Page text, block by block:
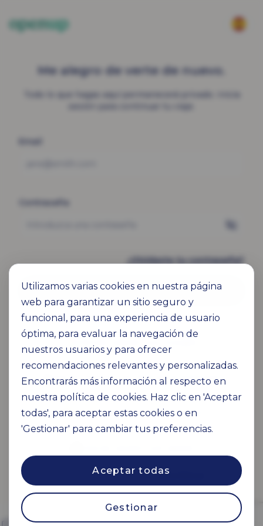
Utilizamos varias cookies en nuestra página
web para garantizar un sitio seguro y
funcional, para una experiencia de usuario
óptima, para evaluar la navegación de
nuestros usuarios y para ofrecer
recomendaciones relevantes y personalizadas.
Encontrarás más información al respecto en
nuestra política de cookies. Haz clic en 'Aceptar
todas', para aceptar estas cookies o en
'Gestionar' para cambiar tus preferencias.
Aceptar todas
Gestionar
Me alegro de verte de nuevo.
Todo lo que hagas aquí permanecerá privado. Inicia
¿Olvidaste tu contraseña?
Iniciar sesión
O
Iniciar sesión con Google
Iniciar sesión con SSO de la empresa
Iniciar sesión con Microsoft
¿No tienes una cuenta? Inscribirse
Tus datos están siempre seguros. Consulta nuestra